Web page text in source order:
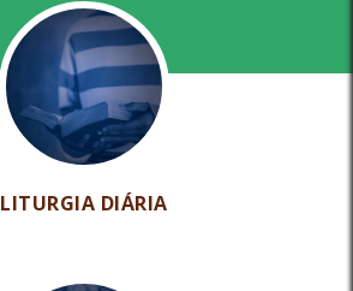
LITURGIA DIÁRIA